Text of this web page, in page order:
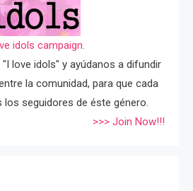
idols campaign.
love idols" y ayúdanos a difundir
la comunidad, para que cada
seguidores de éste género.
>>> Join Now!!!